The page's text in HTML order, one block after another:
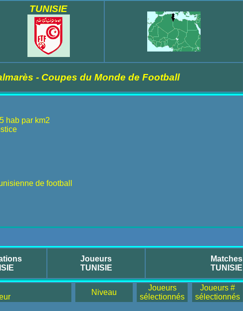
TUNISIE
- Coupes du Monde de Football
hab par km2
de football
Joueurs
TUNISIE
Matches
TUNISIE
Niveau
Joueurs
sélectionnés
Joueurs #
sélectionnés